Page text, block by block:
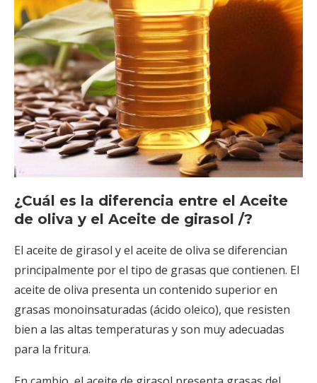
¿Cuál es la diferencia entre el Aceite
de oliva y el Aceite de girasol /?
El aceite de girasol y el aceite de oliva se diferencian
principalmente por el tipo de grasas que contienen. El
aceite de oliva presenta un contenido superior en
grasas monoinsaturadas (ácido oleico), que resisten
bien a las altas temperaturas y son muy adecuadas
para la fritura.